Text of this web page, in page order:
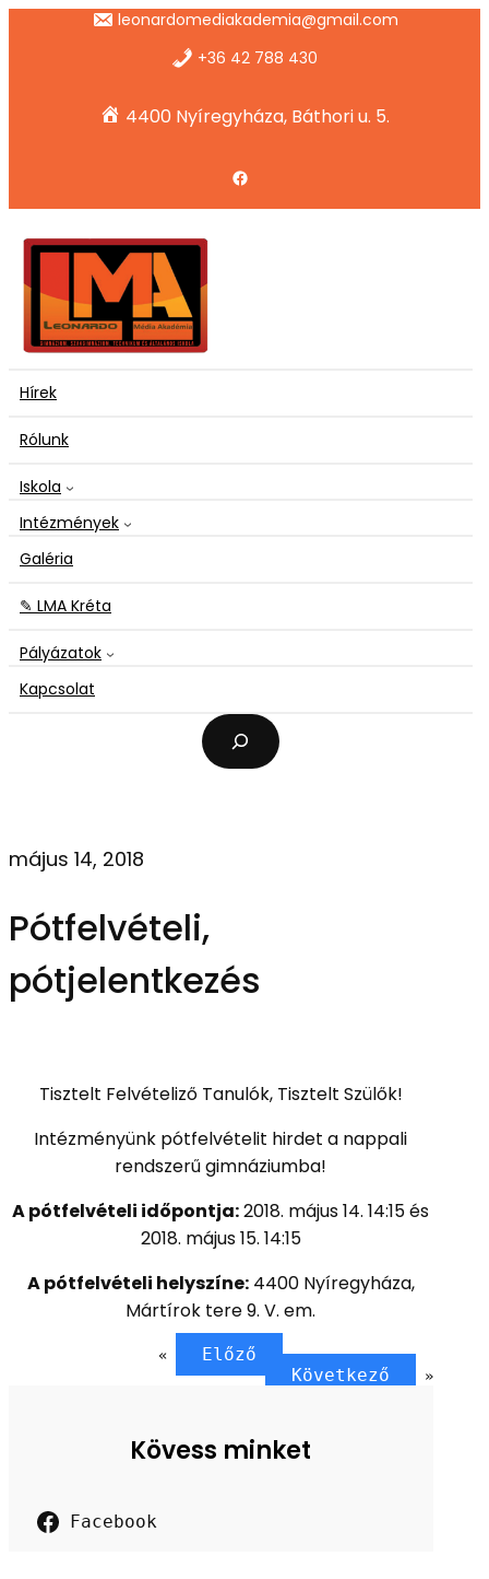
leonardomediakademia@gmail.com
+36 42 788 430
4400 Nyíregyháza, Báthori u. 5.
Facebook
Hírek
Rólunk
Iskola
Intézmények
Galéria
✎ LMA Kréta
Pályázatok
Kapcsolat
e
r
május 14, 2018
Pótfelvételi,
pótjelentkezés
Tisztelt Felvételiző Tanulók, Tisztelt Szülők!
Intézményünk pótfelvételit hirdet a nappali
rendszerű gimnáziumba!
A pótfelvételi időpontja:2018. május 14. 14:15 és
2018. május 15. 14:15
A pótfelvételi helyszíne:4400 Nyíregyháza,
Mártírok tere 9. V. em.
«
Előző
Következő
»
Kövess minket
Facebook